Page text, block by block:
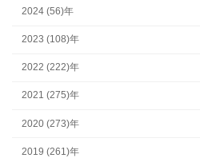
2024 (56)年
2023 (108)年
2022 (222)年
2021 (275)年
2020 (273)年
2019 (261)年